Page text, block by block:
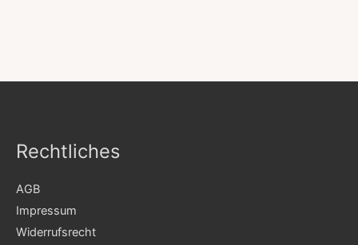
Rechtliches
AGB
Impressum
Widerrufsrecht